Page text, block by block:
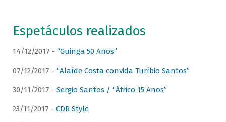
Espetáculos realizados
14/12/2017 - “Guinga 50 Anos”
07/12/2017 - “Alaíde Costa convida Turíbio Santos”
30/11/2017 - Sergio Santos / “Áfrico 15 Anos”
23/11/2017 - CDR Style